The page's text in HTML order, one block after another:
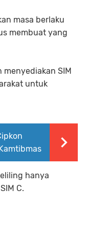
masa berlaku
membuat yang
SIM
untuk
hanya
C.